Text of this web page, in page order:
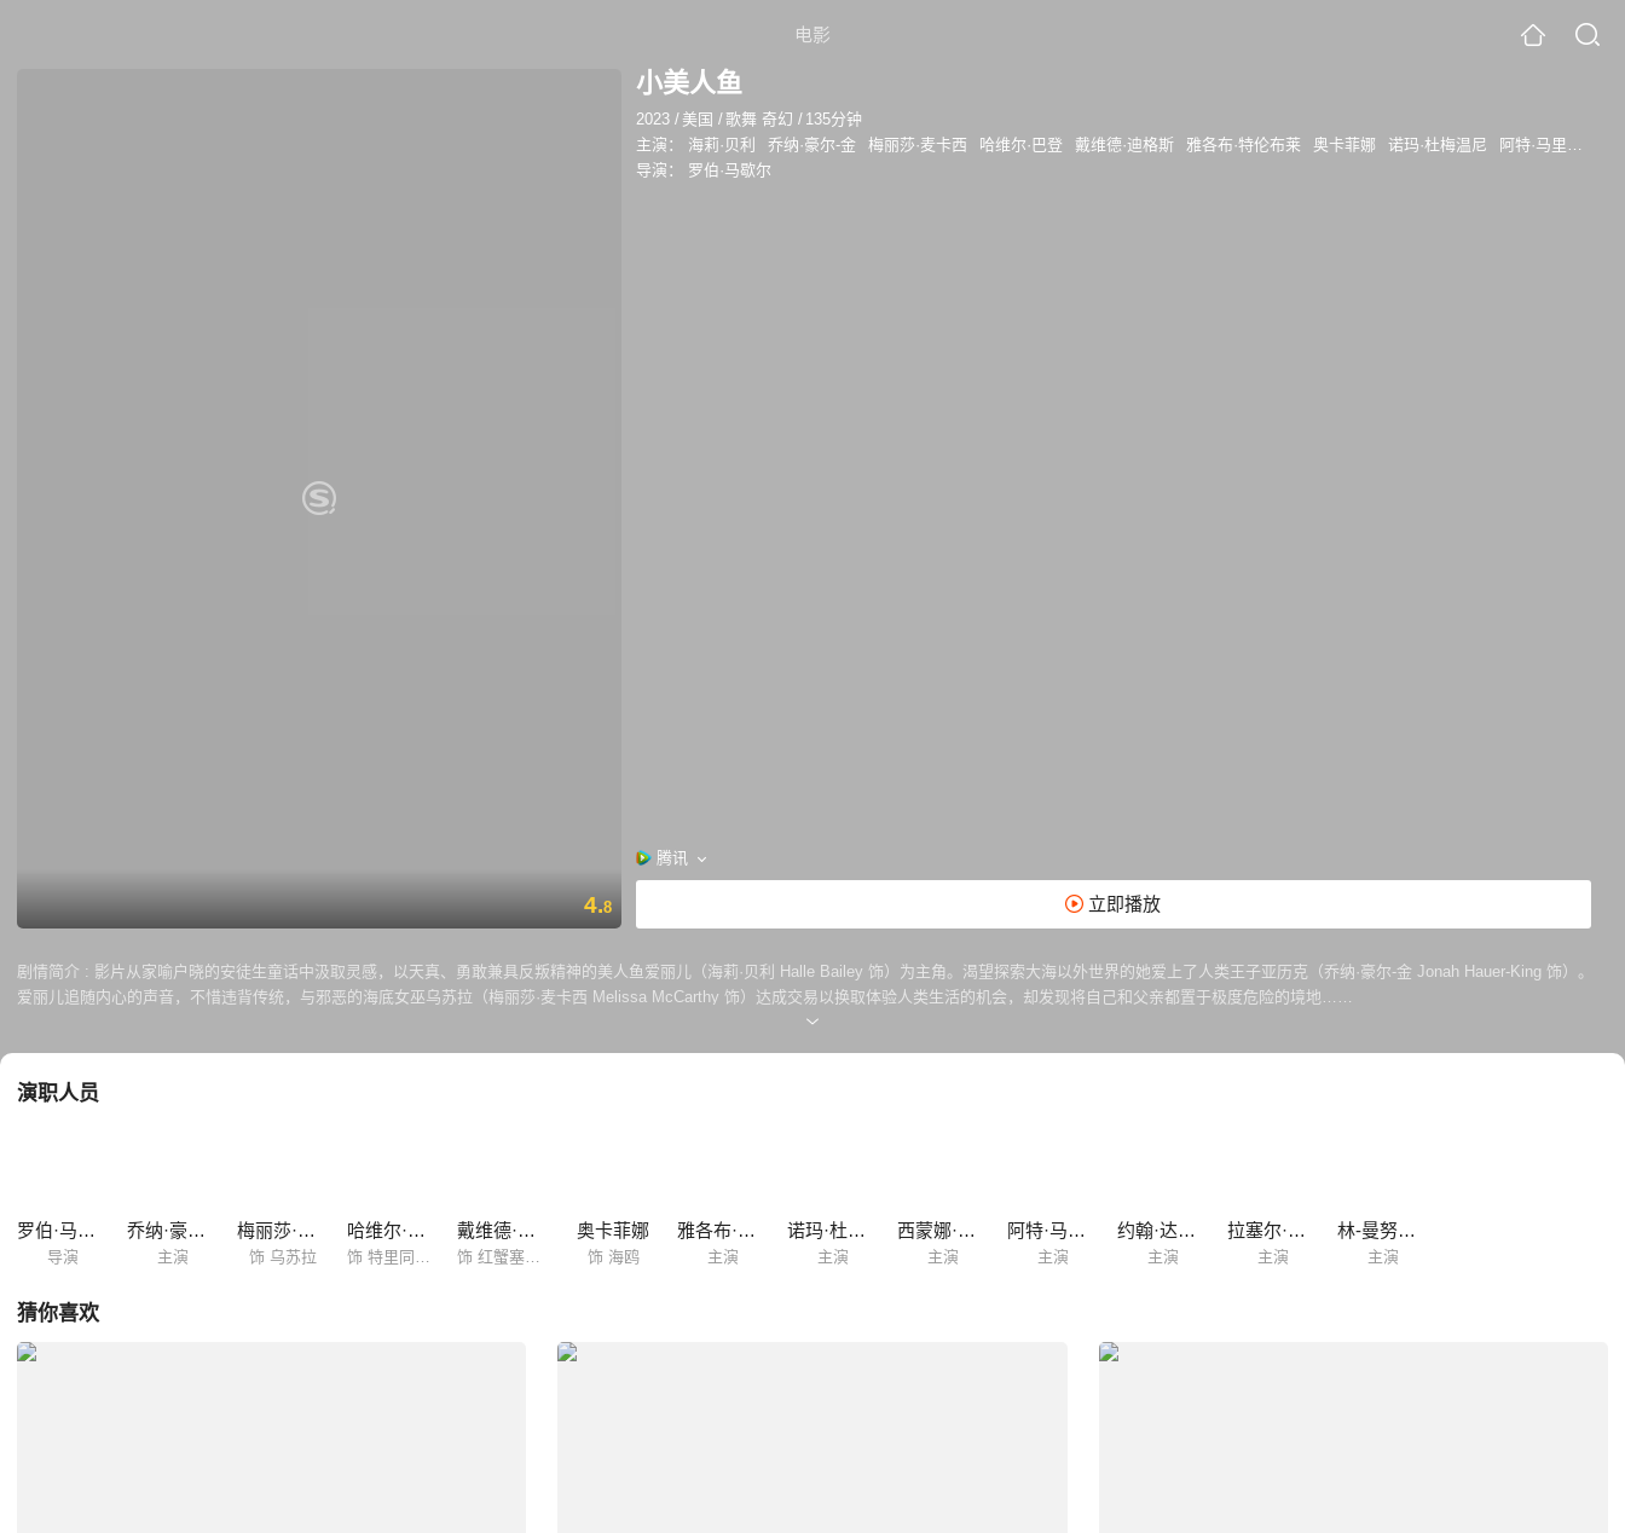
电影
4.8
小美人鱼
2023 / 美国 /歌舞 奇幻 / 135分钟
主演：
海莉·贝利 乔纳·豪尔-金 梅丽莎·麦卡西 哈维尔·巴登 戴维德·迪格斯 雅各布·特伦布莱 奥卡菲娜 诺玛·杜梅温尼 阿特·马里克
导演：
罗伯·马歇尔
腾讯
立即播放
剧情简介 : 影片从家喻户晓的安徒生童话中汲取灵感，以天真、勇敢兼具反叛精神的美人鱼爱丽儿（海莉·贝利 Halle Bailey 饰）为主角。渴望探索大海以外世界的她爱上了人类王子亚历克（乔纳·豪尔-金 Jonah Hauer-King 饰）。
爱丽儿追随内心的声音，不惜违背传统，与邪恶的海底女巫乌苏拉（梅丽莎·麦卡西 Melissa McCarthy 饰）达成交易以换取体验人类生活的机会，却发现将自己和父亲都置于极度危险的境地……
演职人员
罗伯·马歇尔
导演
乔纳·豪尔-金
主演
梅丽莎·麦卡西
饰 乌苏拉
哈维尔·巴登 戴维德·迪格斯 奥卡菲娜
饰 海鸥
雅各布·特伦布莱
主演
诺玛·杜梅温尼
主演
西蒙娜·阿什利
主演
阿特·马里克
主演
约翰·达格尔什
主演
拉塞尔·巴洛格
主演
林-曼努尔·米兰达
主演
猜你喜欢